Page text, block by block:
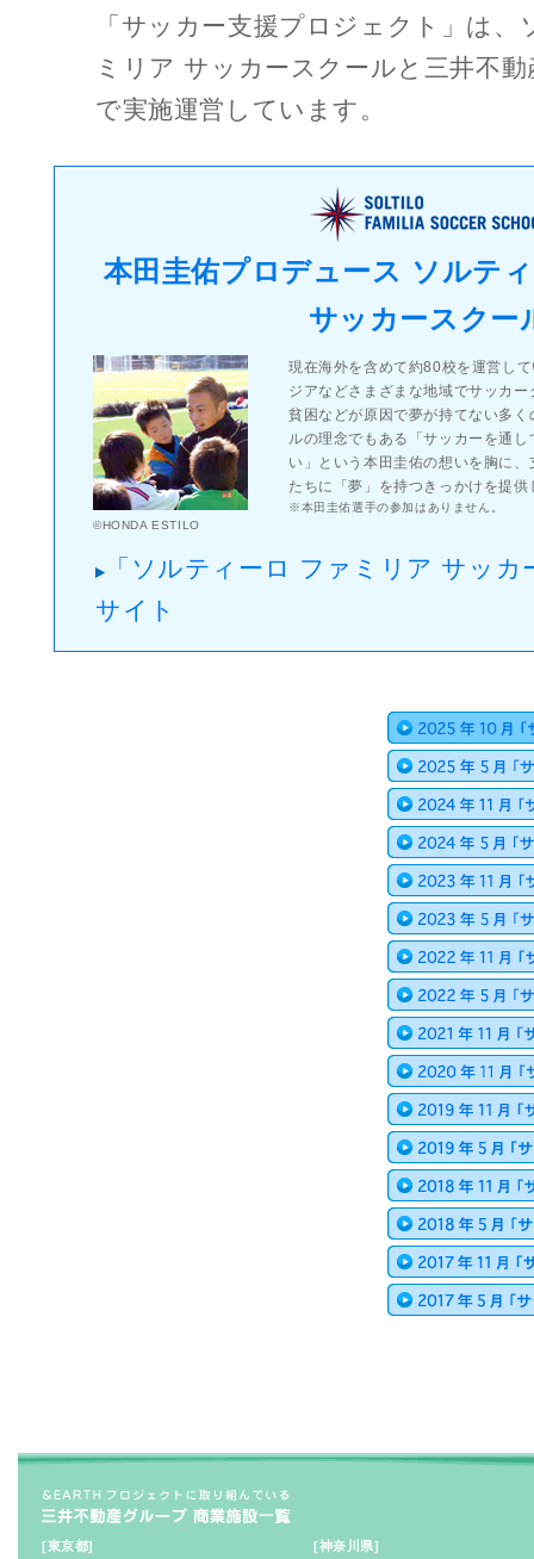
「サッカー支援プロジェクト」は
ミリア サッカースクールと三井不
で実施運営しています。
本田圭佑プロデュース ソルテ
サッカースクー
©HONDA ESTILO
現在海外を含めて約80校を運営し
ジアなどさまざまな地域でサッカ
貧困などが原因で夢が持てない多
ルの理念でもある「サッカーを通
い」という本田圭佑の想いを胸に
たちに「夢」を持つきっかけを提供
※本田圭佑選手の参加はありません。
「ソルティーロ ファミリア サッ
サイト
[東京都]
[神奈川県]